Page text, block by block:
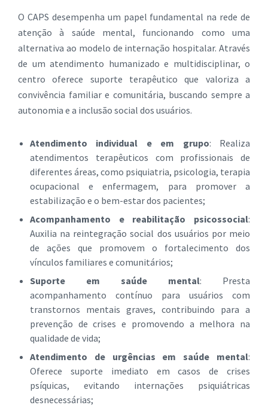
O CAPS desempenha um papel fundamental na rede de
atenção à saúde mental, funcionando como uma
alternativa ao modelo de internação hospitalar. Através
de um atendimento humanizado e multidisciplinar, o
centro oferece suporte terapêutico que valoriza a
convivência familiar e comunitária, buscando sempre a
autonomia e a inclusão social dos usuários.
Atendimento individual e em grupo: Realiza
atendimentos terapêuticos com profissionais de
diferentes áreas, como psiquiatria, psicologia, terapia
ocupacional e enfermagem, para promover a
estabilização e o bem-estar dos pacientes;
Acompanhamento e reabilitação psicossocial:
Auxilia na reintegração social dos usuários por meio
de ações que promovem o fortalecimento dos
vínculos familiares e comunitários;
Suporte em saúde mental: Presta
acompanhamento contínuo para usuários com
transtornos mentais graves, contribuindo para a
prevenção de crises e promovendo a melhora na
qualidade de vida;
Atendimento de urgências em saúde mental:
Oferece suporte imediato em casos de crises
psíquicas, evitando internações psiquiátricas
desnecessárias;